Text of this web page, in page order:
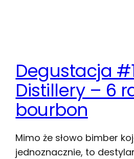
Degustacja
Distillery – 6
bourbon
Mimo że słowo bimber
jednoznacznie, to